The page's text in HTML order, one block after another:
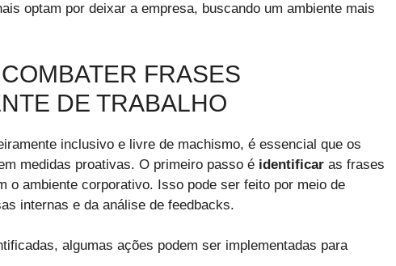
optam por deixar a empresa, buscando um ambiente mais
FRASES
DE TRABALHO
inclusivo e livre de machismo, é essencial que os
medidas proativas. O primeiro passo é identificar as frases
o ambiente corporativo. Isso pode ser feito por meio de
internas e da análise de feedbacks.
algumas ações podem ser implementadas para